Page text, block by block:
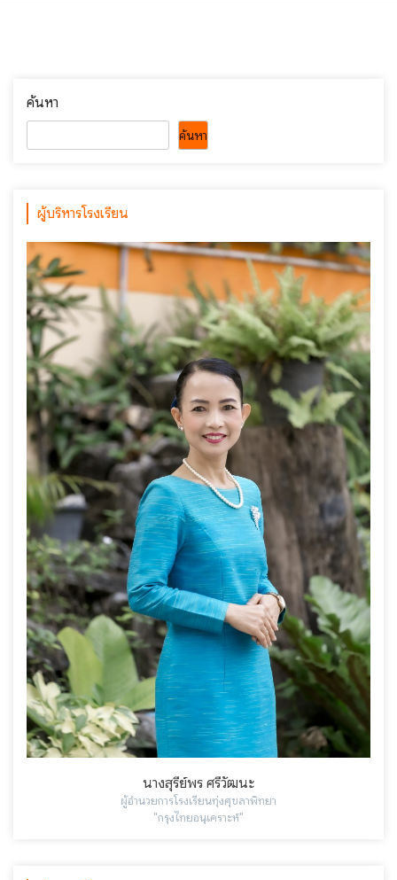
ค้นหา
ค้นหา
ผู้บริหารโรงเรียน
นางสุรีย์พร ศรีวัฒนะ
ผู้อำนวยการโรงเรียนทุ่งศุขลาพิทยา
"กรุงไทยอนุเคราะห์"